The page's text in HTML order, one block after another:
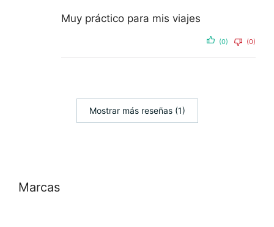
Muy práctico para mis viajes
(0) (0)
Mostrar más reseñas (1)
Marcas